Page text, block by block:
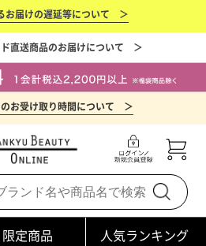
お届けの遅延等について ＞
直送商品のお届けについて ＞
お受け取り時間について ＞
限定商品 人気ランキング